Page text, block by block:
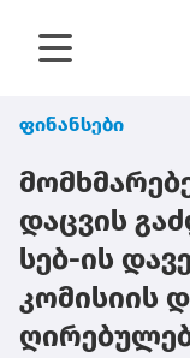
ფინანსები
დაცვის
სებ-ის
კომისიის